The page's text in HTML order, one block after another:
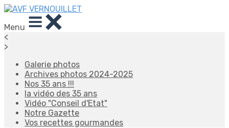
Menu
<
>
Galerie photos
Archives photos 2024-2025
Nos 35 ans !!!
la vidéo des 35 ans
Vidéo "Conseil d'Etat"
Notre Gazette
Vos recettes gourmandes